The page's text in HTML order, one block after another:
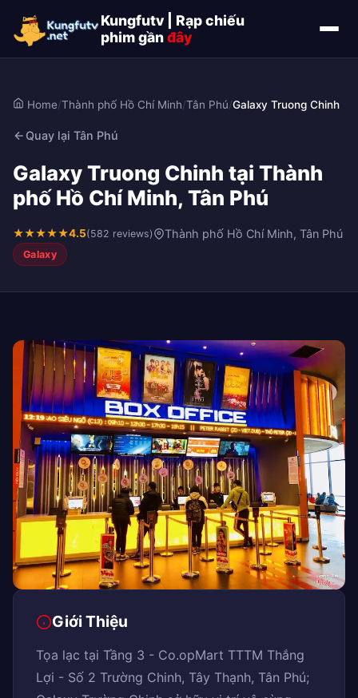
Kungfutv | Rạp chiếu
phim gầnđây
Home/Thành phố Hồ Chí Minh/Tân Phú/Galaxy Truong Chinh
Quay lại Tân Phú
Galaxy Truong Chinh tại Thành
phố Hồ Chí Minh, Tân Phú
★★★★★4.5(582 reviews) Thành phố Hồ Chí Minh, Tân Phú
Galaxy
Giới Thiệu
Tọa lạc tại Tầng 3 - Co.opMart TTTM Thắng
Lợi - Số 2 Trường Chinh, Tây Thạnh, Tân Phú;